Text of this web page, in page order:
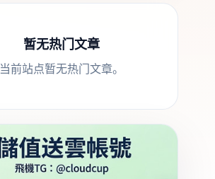
暂无热门文章
当前站点暂无热门文章。